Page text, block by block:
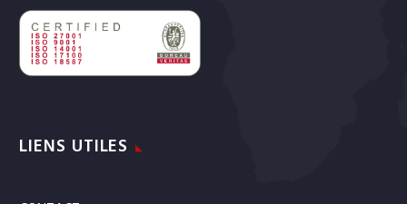
LIENS UTILES